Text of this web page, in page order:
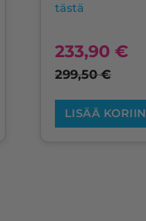
tästä
233,90€
299,50€
LISÄÄ KORIIN